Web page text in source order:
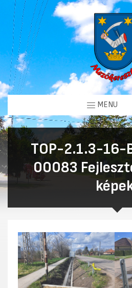
MENU
TOP-2.1.3-16-
00083